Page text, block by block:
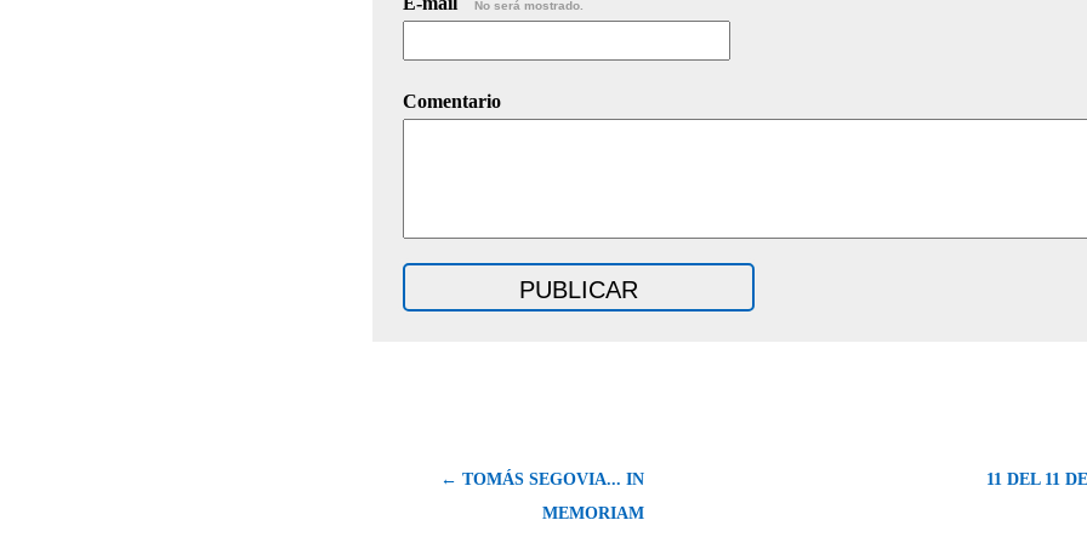
No será mostrado.
Comentario
← TOMÁS SEGOVIA... IN
MEMORIAM
11 DEL 11